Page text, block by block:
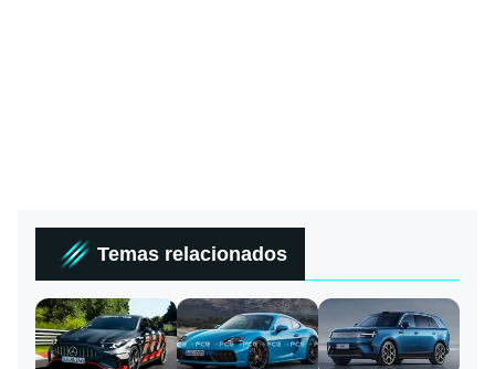
Temas relacionados